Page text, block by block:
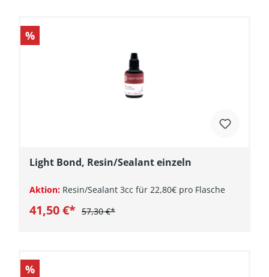
%
Light Bond, Resin/Sealant einzeln
Aktion: Resin/Sealant 3cc für 22,80€ pro Flasche
41,50 €* 57,30 €*
%